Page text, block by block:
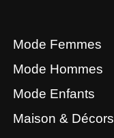
Mode Femmes
Mode Hommes
Mode Enfants
Maison & Décors